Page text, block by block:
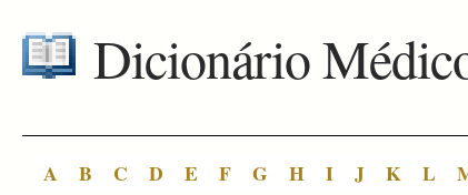
Dicionário
A B C D E F G H I J K L